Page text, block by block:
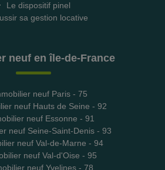
Le dispositif pinel
sa gestion locative
neuf en île-de-France
neuf Paris - 75
neuf Hauts de Seine - 92
neuf Essonne - 91
neuf Seine-Saint-Denis - 93
neuf Val-de-Marne - 94
neuf Val-d'Oise - 95
neuf Yvelines - 78